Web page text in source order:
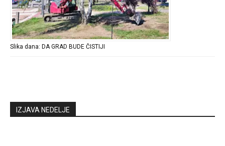
Slika dana: DA GRAD BUDE ČISTIJI
IZJAVA NEDELJE